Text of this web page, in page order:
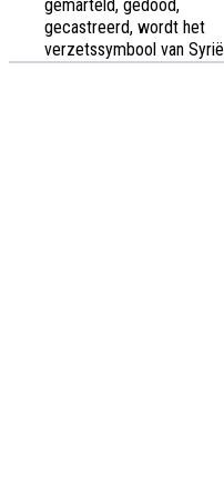
gemarteld, gedood,
gecastreerd, wordt het
verzetssymbool van Syrië